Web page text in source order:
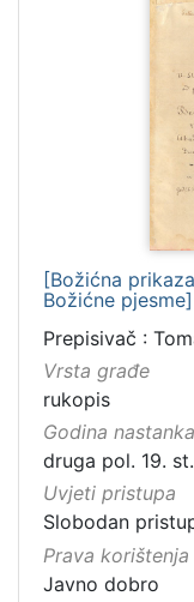
[Božićna
Božićne pjesme]
Prepisivač :
Vrsta građe
rukopis
Godina nastanka
druga pol. 19. st.
Uvjeti pristupa
Slobodan
Prava korištenja
Javno dobro